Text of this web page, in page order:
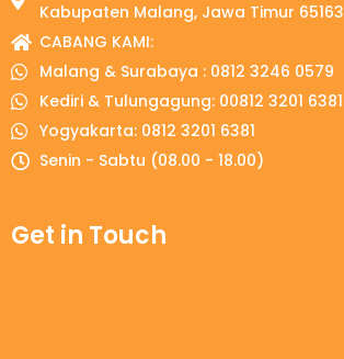
Kabupaten Malang, Jawa Timur 65163
CABANG KAMI:
Malang & Surabaya : 0812 3246 0579
Kediri & Tulungagung: 00812 3201 6381
Yogyakarta: 0812 3201 6381
Senin - Sabtu (08.00 - 18.00)
Get in Touch